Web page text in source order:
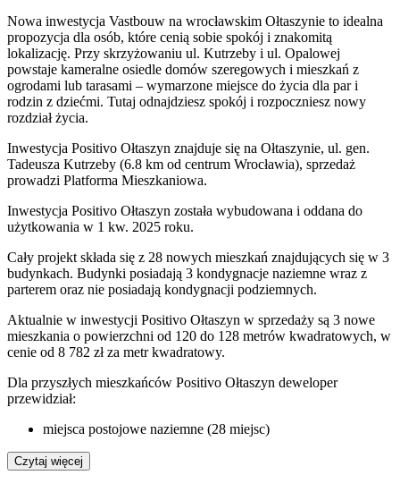
Nowa inwestycja Vastbouw na wrocławskim Ołtaszynie to idealna
propozycja dla osób, które cenią sobie spokój i znakomitą
lokalizację. Przy skrzyżowaniu ul. Kutrzeby i ul. Opalowej
powstaje kameralne osiedle domów szeregowych i mieszkań z
ogrodami lub tarasami – wymarzone miejsce do życia dla par i
rodzin z dziećmi. Tutaj odnajdziesz spokój i rozpoczniesz nowy
rozdział życia.
Inwestycja Positivo Ołtaszyn znajduje się na Ołtaszynie, ul. gen.
Tadeusza Kutrzeby (6.8 km od centrum Wrocławia), sprzedaż
prowadzi Platforma Mieszkaniowa.
Inwestycja Positivo Ołtaszyn została wybudowana i oddana do
użytkowania w 1 kw. 2025 roku.
Cały projekt składa się z 28 nowych mieszkań znajdujących się w 3
budynkach. Budynki posiadają 3 kondygnacje naziemne wraz z
parterem oraz nie posiadają kondygnacji podziemnych.
Aktualnie w inwestycji Positivo Ołtaszyn w sprzedaży są 3 nowe
mieszkania o powierzchni od 120 do 128 metrów kwadratowych, w
cenie od 8 782 zł za metr kwadratowy.
Dla przyszłych mieszkańców Positivo Ołtaszyn deweloper
przewidział:
miejsca postojowe naziemne (28 miejsc)
Czytaj więcej